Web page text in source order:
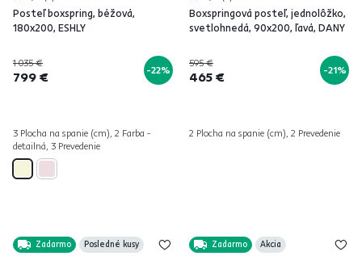
Posteľ boxspring, béžová,
180x200, ESHLY
1 035 €
799 € -22%
3 Plocha na spanie (cm), 2 Farba -
detailná, 3 Prevedenie
Boxspringová posteľ, jednolôžko,
svetlohnedá, 90x200, ľavá, DANY
595 €
465 € -21%
2 Plocha na spanie (cm), 2 Prevedenie
Zadarmo Posledné kusy Zadarmo Akcia